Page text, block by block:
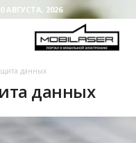
2026
данных
данных